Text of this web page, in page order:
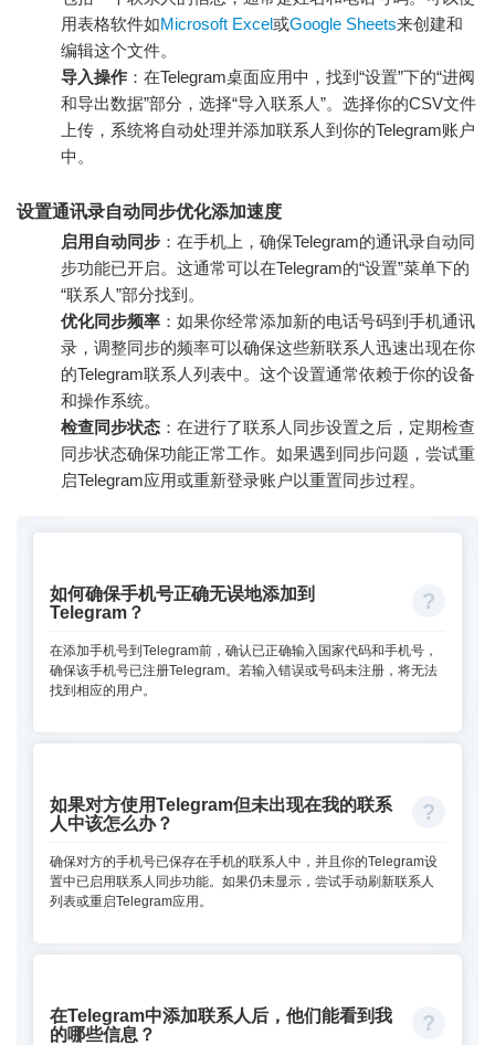
用表格软件如Microsoft Excel或Google Sheets来创建和
编辑这个文件。
导入操作 ：在Telegram桌面应用中，找到“设置”下的“进阀
和导出数据”部分，选择“导入联系人”。选择你的CSV文件
上传，系统将自动处理并添加联系人到你的Telegram账户
中。
设置通讯录自动同步优化添加速度
启用自动同步 ：在手机上，确保Telegram的通讯录自动同
步功能已开启。这通常可以在Telegram的“设置”菜单下的
“联系人”部分找到。
优化同步频率 ：如果你经常添加新的电话号码到手机通讯
录，调整同步的频率可以确保这些新联系人迅速出现在你
的Telegram联系人列表中。这个设置通常依赖于你的设备
和操作系统。
检查同步状态 ：在进行了联系人同步设置之后，定期检查
同步状态确保功能正常工作。如果遇到同步问题，尝试重
启Telegram应用或重新登录账户以重置同步过程。
如何确保手机号正确无误地添加到
Telegram？
在添加手机号到Telegram前，确认已正确输入国家代码和手机号，
确保该手机号已注册Telegram。若输入错误或号码未注册，将无法
找到相应的用户。
如果对方使用Telegram但未出现在我的联系
人中该怎么办？
确保对方的手机号已保存在手机的联系人中，并且你的Telegram设
置中已启用联系人同步功能。如果仍未显示，尝试手动刷新联系人
列表或重启Telegram应用。
在Telegram中添加联系人后，他们能看到我
的哪些信息？